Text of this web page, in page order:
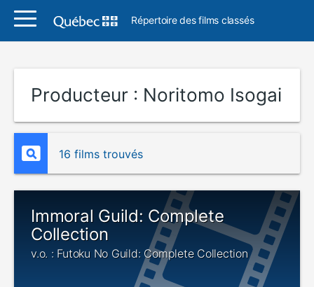
Répertoire des films classés
Producteur : Noritomo Isogai
16 films trouvés
Immoral Guild: Complete
Collection
v.o. : Futoku No Guild: Complete Collection